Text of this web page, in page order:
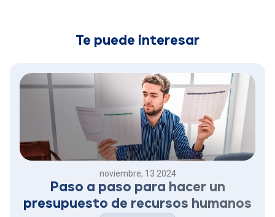
Te puede interesar
noviembre, 13 2024
Paso a paso para hacer un
presupuesto de recursos humanos